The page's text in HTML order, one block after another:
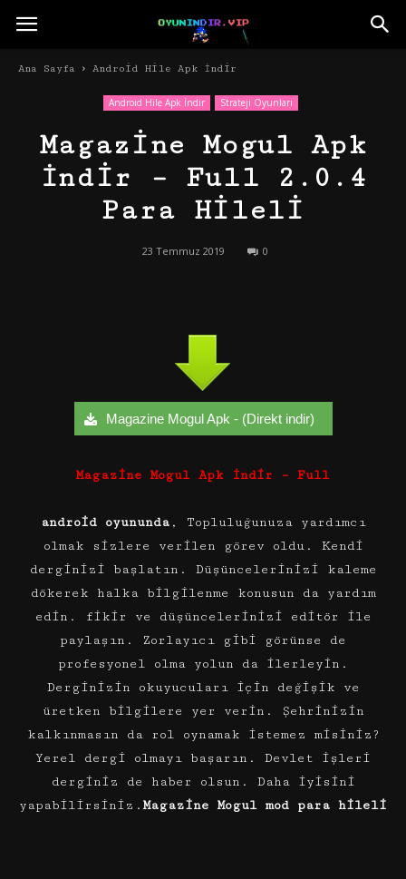
Ana Sayfa Android Hile Apk İndir
Android Hile Apk İndir Strateji Oyunları
Magazine Mogul Apk
İndir – Full 2.0.4
Para Hileli
23 Temmuz 2019 0
Magazine Mogul Apk - (Direkt indir)
Magazine Mogul Apk İndir – Full
android oyununda, Topluluğunuza yardımcı
olmak sizlere verilen görev oldu. Kendi
derginizi başlatın. Düşüncelerinizi kaleme
dökerek halka bilgilenme konusun da yardım
edin. fikir ve düşüncelerinizi editör ile
paylaşın. Zorlayıcı gibi görünse de
profesyonel olma yolun da ilerleyin.
Derginizin okuyucuları için değişik ve
üretken bilgilere yer verin. Şehrinizin
kalkınmasın da rol oynamak istemez misiniz?
Yerel dergi olmayı başarın. Devlet işleri
derginiz de haber olsun. Daha iyisini
yapabilirsiniz.Magazine Mogul mod para hileli